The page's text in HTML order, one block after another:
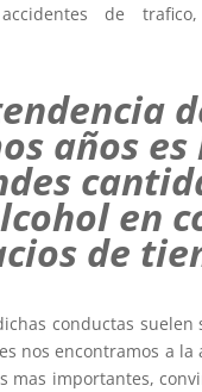
de
años es
en
de
conductas suelen
nos encontramos a la
mas importantes,